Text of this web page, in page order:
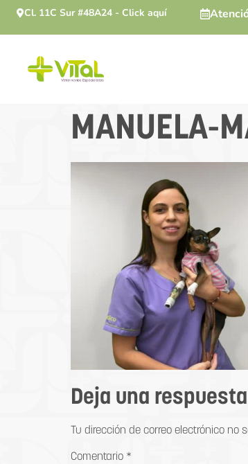
Cl. 11C Sur #48A24 - Click aquí
MANUELA-
Deja una respuesta
Tu dirección de correo electrónico no
Comentario *